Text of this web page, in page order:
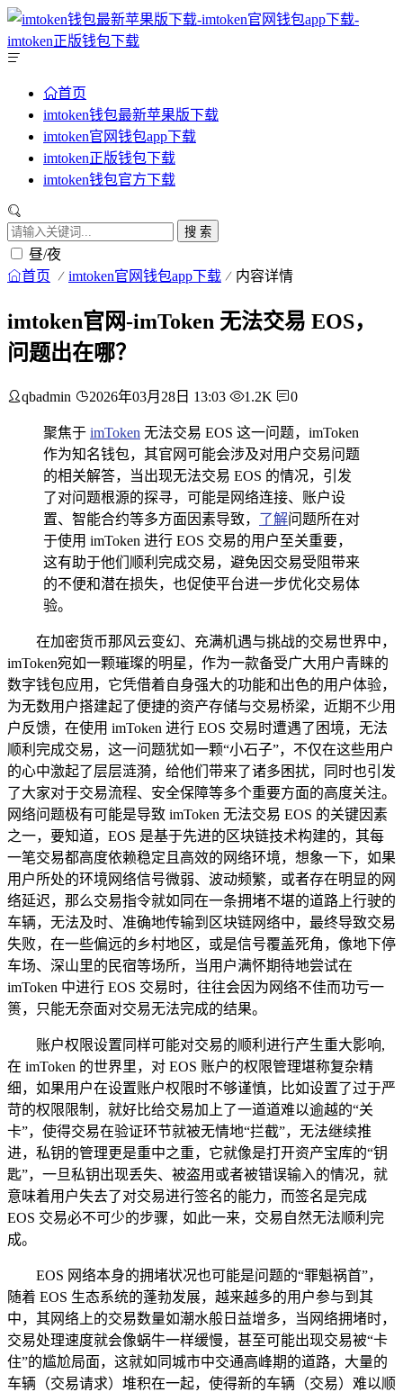
首页
imtoken钱包最新苹果版下载
imtoken官网钱包app下载
imtoken正版钱包下载
imtoken钱包官方下载
搜 索
昼/夜
首页 imtoken官网钱包app下载 内容详情
imtoken官网-imToken 无法交易 EOS，
问题出在哪？
qbadmin 2026年03月28日 13:03 1.2K 0
聚焦于 imToken 无法交易 EOS 这一问题，imToken
作为知名钱包，其官网可能会涉及对用户交易问题
的相关解答，当出现无法交易 EOS 的情况，引发
了对问题根源的探寻，可能是网络连接、账户设
置、智能合约等多方面因素导致， 了解问题所在对
于使用 imToken 进行 EOS 交易的用户至关重要，
这有助于他们顺利完成交易，避免因交易受阻带来
的不便和潜在损失，也促使平台进一步优化交易体
验。
在加密货币那风云变幻、充满机遇与挑战的交易世界中，
imToken宛如一颗璀璨的明星，作为一款备受广大用户青睐的
数字钱包应用，它凭借着自身强大的功能和出色的用户体验，
为无数用户搭建起了便捷的资产存储与交易桥梁，近期不少用
户反馈，在使用 imToken 进行 EOS 交易时遭遇了困境，无法
顺利完成交易，这一问题犹如一颗“小石子”，不仅在这些用户
的心中激起了层层涟漪，给他们带来了诸多困扰，同时也引发
了大家对于交易流程、安全保障等多个重要方面的高度关注。
网络问题极有可能是导致 imToken 无法交易 EOS 的关键因素
之一，要知道，EOS 是基于先进的区块链技术构建的，其每
一笔交易都高度依赖稳定且高效的网络环境，想象一下，如果
用户所处的环境网络信号微弱、波动频繁，或者存在明显的网
络延迟，那么交易指令就如同在一条拥堵不堪的道路上行驶的
车辆，无法及时、准确地传输到区块链网络中，最终导致交易
失败，在一些偏远的乡村地区，或是信号覆盖死角，像地下停
车场、深山里的民宿等场所，当用户满怀期待地尝试在
imToken 中进行 EOS 交易时，往往会因为网络不佳而功亏一
篑，只能无奈面对交易无法完成的结果。
账户权限设置同样可能对交易的顺利进行产生重大影响,
在 imToken 的世界里，对 EOS 账户的权限管理堪称复杂精
细，如果用户在设置账户权限时不够谨慎，比如设置了过于严
苛的权限限制，就好比给交易加上了一道道难以逾越的“关
卡”，使得交易在验证环节就被无情地“拦截”，无法继续推
进，私钥的管理更是重中之重，它就像是打开资产宝库的“钥
匙”，一旦私钥出现丢失、被盗用或者被错误输入的情况，就
意味着用户失去了对交易进行签名的能力，而签名是完成
EOS 交易必不可少的步骤，如此一来，交易自然无法顺利完
成。
EOS 网络本身的拥堵状况也可能是问题的“罪魁祸首”，
随着 EOS 生态系统的蓬勃发展，越来越多的用户参与到其
中，其网络上的交易数量如潮水般日益增多，当网络拥堵时，
交易处理速度就会像蜗牛一样缓慢，甚至可能出现交易被“卡
住”的尴尬局面，这就如同城市中交通高峰期的道路，大量的
车辆（交易请求）堆积在一起，使得新的车辆（交易）难以顺